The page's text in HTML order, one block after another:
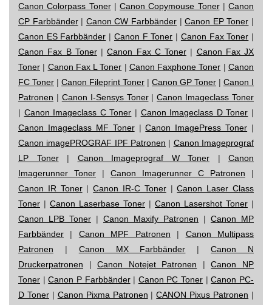
Canon Colorpass Toner| Canon Copymouse Toner| Canon
CP Farbbänder| Canon CW Farbbänder |Canon EP Toner |
Canon ES Farbbänder | Canon F Toner | Canon Fax Toner |
Canon Fax B Toner|Canon Fax C Toner | Canon Fax JX
Toner | Canon Fax L Toner | Canon Faxphone Toner |Canon
FC Toner | Canon Fileprint Toner | Canon GP Toner | Canon I
Patronen | Canon I-Sensys Toner|Canon Imageclass Toner
| Canon Imageclass C Toner | Canon Imageclass D Toner |
Canon Imageclass MF Toner|Canon ImagePress Toner |
Canon imagePROGRAF IPF Patronen | Canon Imageprograf
LP Toner| Canon Imageprograf W Toner | Canon
Imagerunner Toner | Canon Imagerunner C Patronen |
Canon IR Toner|Canon IR-C Toner|Canon Laser Class
Toner | Canon Laserbase Toner | Canon Lasershot Toner |
Canon LPB Toner | Canon Maxify Patronen | Canon MP
Farbbänder | Canon MPF Patronen | Canon Multipass
Patronen | Canon MX Farbbänder |Canon N
Druckerpatronen |Canon Notejet Patronen |Canon NP
Toner |Canon P Farbbänder| Canon PC Toner |Canon PC-
D Toner| Canon Pixma Patronen |CANON Pixus Patronen |